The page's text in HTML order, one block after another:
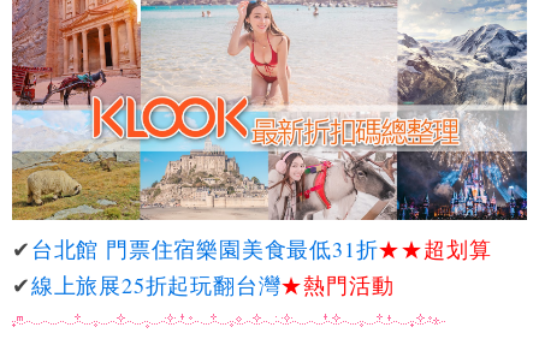
✔台北館 門票住宿樂園美食最低31折★★超划算
✔線上旅展25折起玩翻台灣★熱門活動